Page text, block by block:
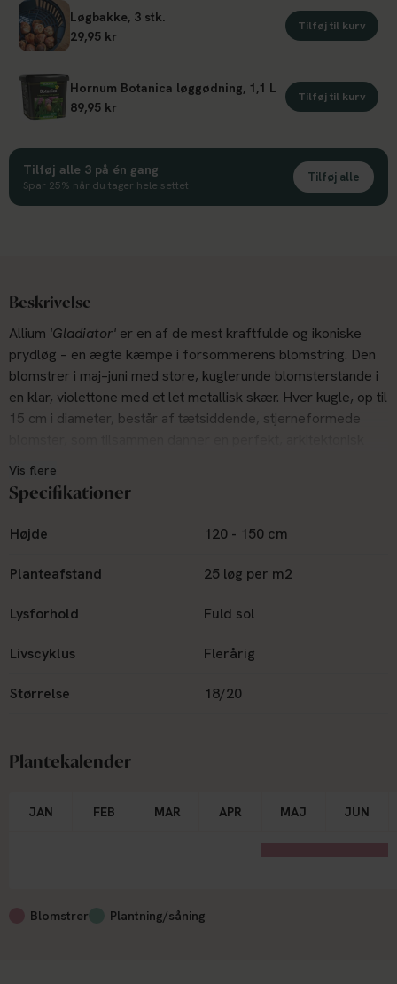
Løgbakke, 3 stk.
29,95 kr
Tilføj til kurv
Hornum Botanica løggødning, 1,1 L
89,95 kr
Tilføj til kurv
Tilføj alle 3 på én gang
Spar 25% når du tager hele settet
Tilføj alle
Beskrivelse
Allium 'Gladiator' er en af de mest kraftfulde og ikoniske
prydløg – en ægte kæmpe i forsommerens blomstring. Den
blomstrer i maj–juni med store, kuglerunde blomsterstande i
en klar, violettone med et let metallisk skær. Hver kugle, op til
15 cm i diameter, består af tætsiddende, stjerneformede
De kraftige stilke kan blive op til 120 cm høje og bærer
blomsterne højt over det brede, blågrønne løv, der langsomt
visner tilbage under blomstringen. 'Gladiator'
et strukturelt omdrejningspunkt i staudebede og kombinerer
styrke og elegance i ét markant udtryk. En pålidelig og
haven år efter år.
Vis flere
Specifikationer
Højde 120 - 150 cm
Planteafstand 25 løg per m2
Lysforhold Fuld sol
Livscyklus Flerårig
Størrelse 18/20
Plantekalender
JAN FEB MAR APR MAJ JUN
Blomstrer Plantning/såning